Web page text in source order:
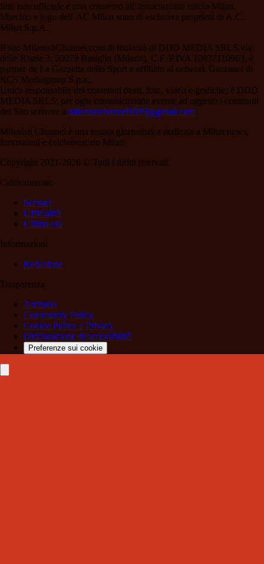
Sito non ufficiale e non connesso all' associazione calcio Milan.
Marchio e logo dell' AC Milan sono di esclusiva proprietà di A.C.
Milan S.p.A.
Il sito MilanistiChannel.com di titolarità di DDD MEDIA SRLS via
delle Risaie 3, 20079 Basiglio (Milano), C.F./P.IVA 10837110963, è
partner de La Gazzetta dello Sport e affiliato al network Gazzanet di
RCS Mediagroup S.p.a..
Unico responsabile dei contenuti (testi, foto, video e grafiche) è DDD
MEDIA SRLS; per ogni comunicazione avente ad oggetto i contenuti
del Sito scrivere a milanistichannel1899@gmail.com
Milanisti Channel è una testata giornalistica dedicata a Milan news,
formazioni e calciomercato Milan
Copyright 2021-2026 © Tutti i diritti riservati.
Calciomercato
Scenari
Ufficialità
Ultima ora
Informazioni
Redazione
Trasparenza
Archivio
Community Policy
Cookie Policy e Privacy
Dichiarazione di accessibilità
Preferenze sui cookie